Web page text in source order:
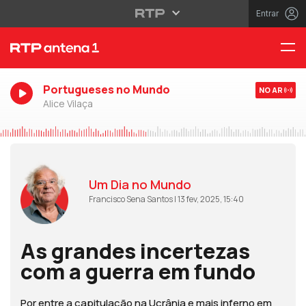
Entrar
Portugueses no Mundo
Alice Vilaça
NO AR
Um Dia no Mundo
Francisco Sena Santos | 13 fev, 2025, 15:40
As grandes incertezas
com a guerra em fundo
Por entre a capitulação na Ucrânia e mais inferno em